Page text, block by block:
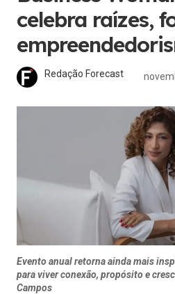
celebra raízes,
Redação Forecast
Evento anual retorna ainda mais
para viver conexão, propósito e
Campos